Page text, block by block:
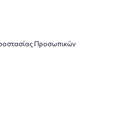
Προσωπικών